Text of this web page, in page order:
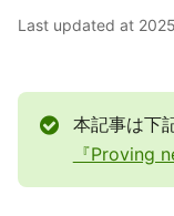
Last updated at
本記事は下
『Proving